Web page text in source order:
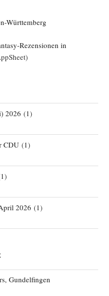
Württemberg
Rezensionen in
2026 (1)
CDU(1)
1)
2026 (1)
Gundelfingen